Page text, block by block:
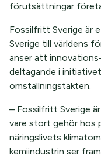
förutsättningar
Fossilfritt Sverige är
Sverige till världens
anser att
deltagande i
omställningstakten.
– Fossilfritt Sverige
vare stort gehör hos
näringslivets
kemiindustrin ser